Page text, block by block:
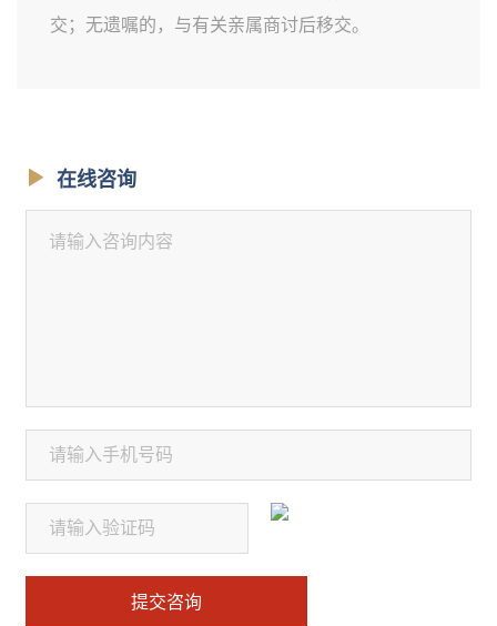
交；无遗嘱的，与有关亲属商讨后移交。
在线咨询
提交咨询